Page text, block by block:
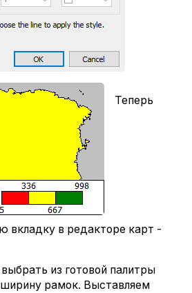
Теперь
вкладку в редакторе карт -
из готовой палитры
рамок. Выставляем